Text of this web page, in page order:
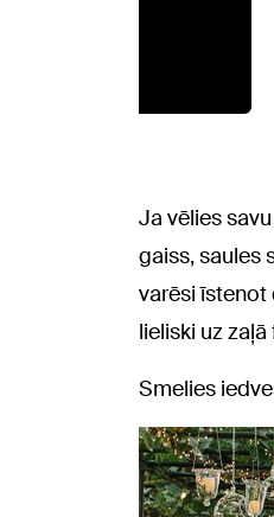
Ja vēlies
gaiss, saules
varēsi īstenot
lieliski uz zaļā
Smelies